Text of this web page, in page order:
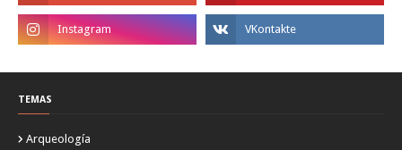
TEMAS
Arqueología